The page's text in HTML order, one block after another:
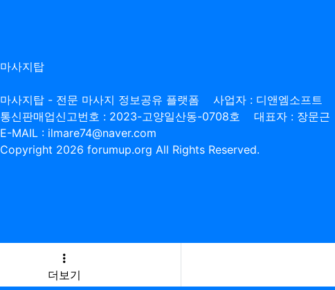
마사지탑
마사지탑 - 전문 마사지 정보공유 플랫폼
사업자 : 디앤엠소프트
통신판매업신고번호 : 2023-고양일산동-0708호
대표자 : 장문근
E-MAIL : ilmare74@naver.com
Copyright 2026 forumup.org All Rights Reserved.
더보기